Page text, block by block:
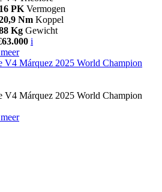
PK Vermogen
Nm Koppel
Kg Gewicht
i
V4 Márquez 2025 World Champion
V4 Márquez 2025 World Champion